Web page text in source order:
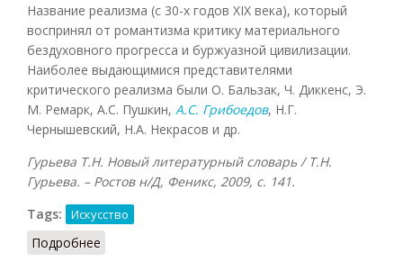
Название реализма (с 30-х годов XIX века), который
воспринял от романтизма критику материального
бездуховного прогресса и буржуазной цивилизации.
Наиболее выдающимися представителями
критического реализма были О. Бальзак, Ч. Диккенс, Э.
М. Ремарк, А.С. Пушкин, А.С. Грибоедов, Н.Г.
Чернышевский, Н.А. Некрасов и др.
Гурьева Т.Н. Новый литературный словарь / Т.Н.
Гурьева. – Ростов н/Д, Феникс, 2009, с. 141.
Tags:
Искусство
Подробнее